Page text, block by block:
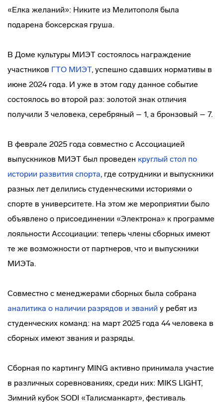
«Елка желаний»: Никите из Мелитополя была
подарена боксерская груша.
В Доме культуры МИЭТ состоялось награждение
участников ГТО МИЭТ, успешно сдавших нормативы в
июне 2024 года. И уже в этом году данное событие
состоялось во второй раз: золотой знак отличия
получили 3 человека, серебряный – 1, а бронзовый – 7.
В феврале 2025 года совместно с Ассоциацией
выпускников МИЭТ был проведен круглый стол по
истории развития спорта, где сотрудники и выпускники
разных лет делились студенческими историями о
спорте в университете. На этом же мероприятии было
объявлено о присоединении «Электрона» к программе
лояльности Ассоциации: теперь члены сборных имеют
те же возможности от партнеров, что и выпускники
МИЭТа.
Совместно с менеджерами сборных была собрана
аналитика о наличии разрядов и званий у ребят из
студенческих команд: на март 2025 года 44 человека в
сборных имеют звания и разряды.
Сборная по картингу MING активно принимала участие
в различных соревнованиях, среди них: MIKS LIGHT,
Зимний кубок SODI «Талисманкарт», фестиваль